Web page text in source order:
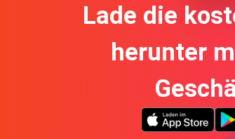
Lade die
herunter